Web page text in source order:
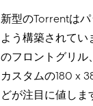
新型のTorrentは
よう構築されて
のフロントグリル
カスタムの180 x
どが注目に値し